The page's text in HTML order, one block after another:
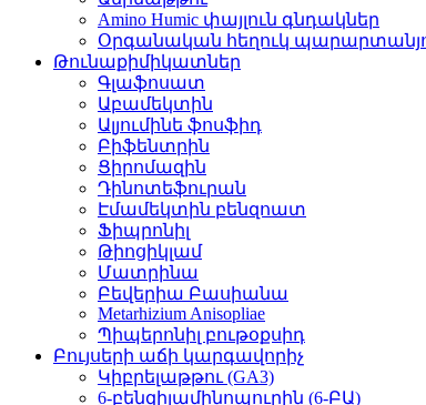
Amino Humic փայլուն գնդակներ
Օրգանական հեղուկ
Թունաքիմիկատներ
Գլաֆոսատ
Աբամեկտին
Ալյումինե ֆոսֆիդ
Բիֆենտրին
Ցիրոմազին
Դինոտեֆուրան
Էմամեկտին բենզոատ
Ֆիպրոնիլ
Թիոցիկլամ
Մատրինա
Բեվերիա Բասիանա
Metarhizium Anisopliae
Պիպերոնիլ բութօքսիդ
Բույսերի աճի կարգավորիչ
Կիբրելաթթու (GA3)
6-բենզիլամինոպուրին (6-ԲԱ)